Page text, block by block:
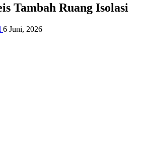
Tambah Ruang Isolasi
6 Juni, 2026